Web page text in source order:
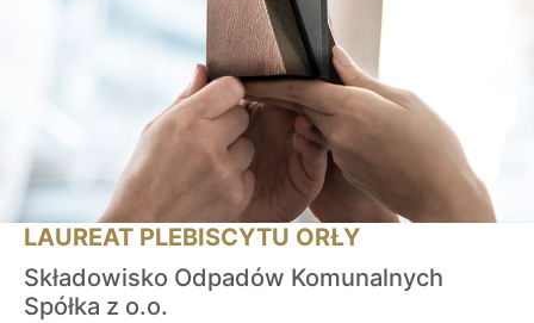
LAUREAT PLEBISCYTU ORŁY
Składowisko Odpadów Komunalnych
Spółka z o.o.